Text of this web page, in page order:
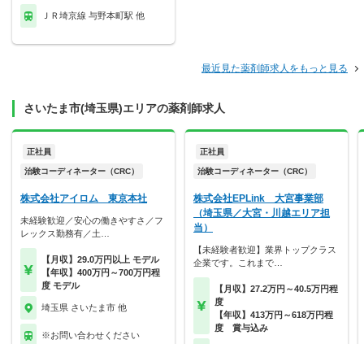
ＪＲ埼京線 与野本町駅 他
最近見た薬剤師求人をもっと見る
さいたま市(埼玉県)エリアの薬剤師求人
正社員
治験コーディネーター（CRC）
株式会社アイロム 東京本社
未経験歓迎／安心の働きやすさ／フ
レックス勤務有／土…
【月収】29.0万円以上 モデル
【年収】400万円～700万円程
度 モデル
埼玉県 さいたま市 他
※お問い合わせください
正社員
治験コーディネーター（CRC）
株式会社EPLink 大宮事業部
（埼玉県／大宮・川越エリア担
当）
【未経験者歓迎】業界トップクラス
企業です。これまで…
【月収】27.2万円～40.5万円程
度
【年収】413万円～618万円程
度 賞与込み